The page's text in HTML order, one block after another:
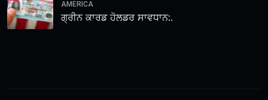
AMERICA
ਗ੍ਰੀਨ ਕਾਰਡ ਹੋਲਡਰ ਸਾਵਧਾਨ:.